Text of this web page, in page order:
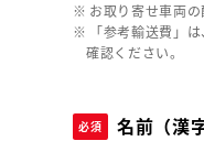
お取り寄せ車両
「参考輸送費」
確認ください。
必須 名前（漢字